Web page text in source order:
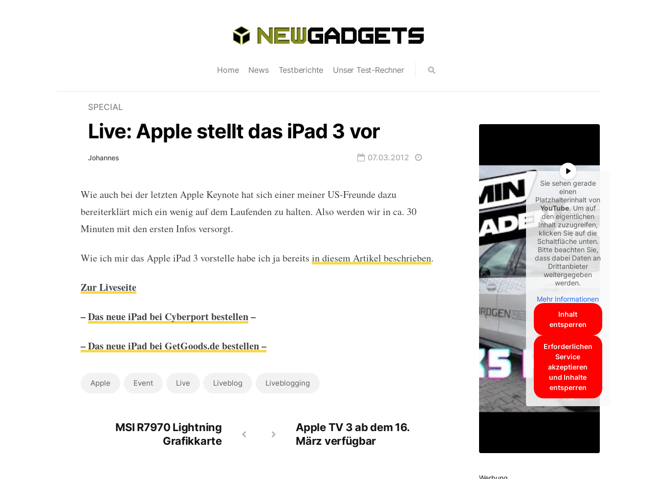
Home News Testberichte Unser Test-Rechner
SPECIAL
Live: Apple stellt das iPad 3 vor
Johannes 07.03.2012
Live: Apple stellt das iPad 3 vor
Wie auch bei der letzten Apple Keynote hat sich einer meiner US-Freunde dazu
bereiterklärt mich ein wenig auf dem Laufenden zu halten. Also werden wir in ca. 30
Minuten mit den ersten Infos versorgt.
Wie ich mir das Apple iPad 3 vorstelle habe ich ja bereits in diesem Artikel beschrieben.
Zur Liveseite
–Das neue iPad bei Cyberport bestellen–
– Das neue iPad bei GetGoods.de bestellen –
Apple Event Live Liveblog Liveblogging
MSI R7970 Lightning
Grafikkarte
Apple TV 3 ab dem 16.
März verfügbar
Sie sehen gerade
einen
Platzhalterinhalt von
YouTube. Um auf
den eigentlichen
Inhalt zuzugreifen,
klicken Sie auf die
Schaltfläche unten.
Bitte beachten Sie,
dass dabei Daten an
Drittanbieter
weitergegeben
werden.
Mehr Informationen
Inhalt
entsperren
Erforderlichen
Service
akzeptieren
und Inhalte
entsperren